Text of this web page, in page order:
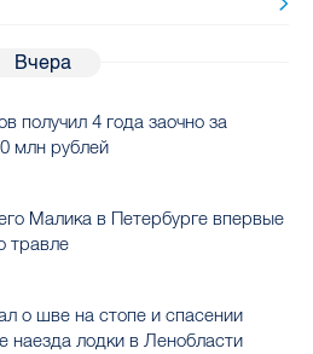
Вчера
получил 4 года заочно за
млн рублей
Малика в Петербурге впервые
травле
о шве на стопе и спасении
наезда лодки в Ленобласти